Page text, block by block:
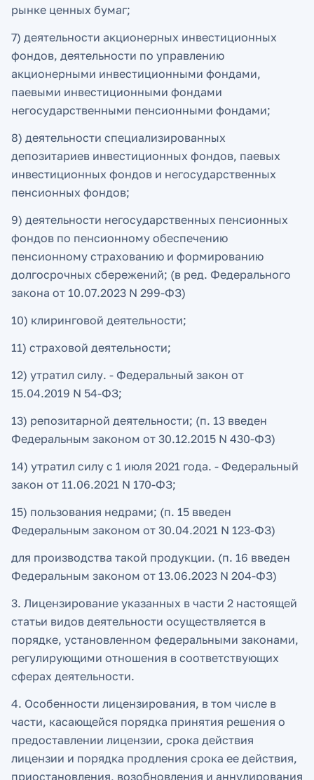
рынке ценных бумаг;
7) деятельности акционерных инвестиционных
фондов, деятельности по управлению
акционерными инвестиционными фондами,
паевыми инвестиционными фондами
негосударственными пенсионными фондами;
8) деятельности специализированных
депозитариев инвестиционных фондов, паевых
инвестиционных фондов и негосударственных
пенсионных фондов;
9) деятельности негосударственных пенсионных
фондов по пенсионному обеспечению
пенсионному страхованию и формированию
долгосрочных сбережений; (в ред. Федерального
закона от 10.07.2023 N 299-ФЗ)
10) клиринговой деятельности;
11) страховой деятельности;
12) утратил силу. - Федеральный закон от
15.04.2019 N 54-ФЗ;
13) репозитарной деятельности; (п. 13 введен
Федеральным законом от 30.12.2015 N 430-ФЗ)
14) утратил силу с 1 июля 2021 года. - Федеральный
закон от 11.06.2021 N 170-ФЗ;
15) пользования недрами; (п. 15 введен
Федеральным законом от 30.04.2021 N 123-ФЗ)
для производства такой продукции. (п. 16 введен
Федеральным законом от 13.06.2023 N 204-ФЗ)
3. Лицензирование указанных в части 2 настоящей
статьи видов деятельности осуществляется в
порядке, установленном федеральными законами,
регулирующими отношения в соответствующих
сферах деятельности.
4. Особенности лицензирования, в том числе в
части, касающейся порядка принятия решения о
предоставлении лицензии, срока действия
лицензии и порядка продления срока ее действия,
приостановления, возобновления и аннулирования